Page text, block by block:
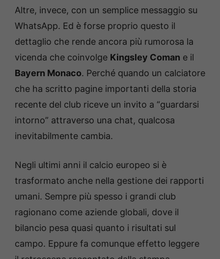
Altre, invece, con un semplice messaggio su
WhatsApp. Ed è forse proprio questo il
dettaglio che rende ancora più rumorosa la
vicenda che coinvolge Kingsley Coman e il
Bayern Monaco. Perché quando un calciatore
che ha scritto pagine importanti della storia
recente del club riceve un invito a “guardarsi
intorno” attraverso una chat, qualcosa
inevitabilmente cambia.
Negli ultimi anni il calcio europeo si è
trasformato anche nella gestione dei rapporti
umani. Sempre più spesso i grandi club
ragionano come aziende globali, dove il
bilancio pesa quasi quanto i risultati sul
campo. Eppure fa comunque effetto leggere